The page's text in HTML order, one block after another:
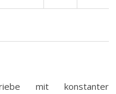
mit konstanter